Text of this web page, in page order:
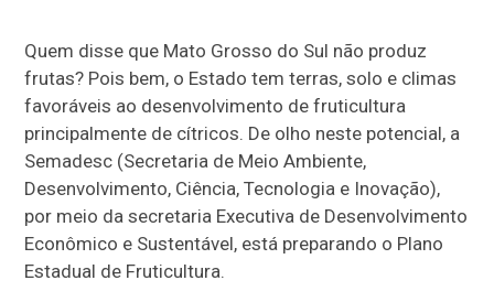
Quem disse que Mato Grosso do Sul não produz
frutas? Pois bem, o Estado tem terras, solo e climas
favoráveis ao desenvolvimento de fruticultura
principalmente de cítricos. De olho neste potencial, a
Semadesc (Secretaria de Meio Ambiente,
Desenvolvimento, Ciência, Tecnologia e Inovação),
por meio da secretaria Executiva de Desenvolvimento
Econômico e Sustentável, está preparando o Plano
Estadual de Fruticultura.